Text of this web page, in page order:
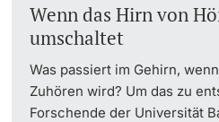
Wenn das Hirn von
umschaltet
Was passiert im Gehirn,
Zuhören wird? Um das zu
Forschende der Universität